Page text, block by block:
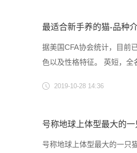
最适合新手养的猫-品种
据美国CFA协会统计，目前
色以及性格特征。 英短，全
格。......
2019-10-28 14:36
号称地球上体型最大的
号称地球上体型最大的一只